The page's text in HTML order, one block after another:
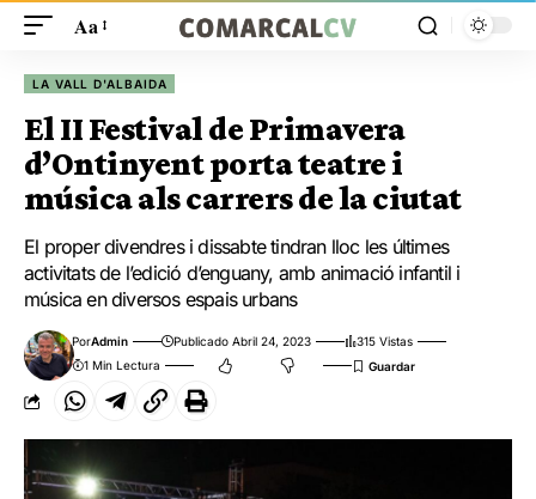
Aa
LA VALL D'ALBAIDA
El II Festival de Primavera
d’Ontinyent porta teatre i
música als carrers de la ciutat
El proper divendres i dissabte tindran lloc les últimes
activitats de l’edició d’enguany, amb animació infantil i
música en diversos espais urbans
PorAdmin Publicado Abril 24, 2023
315 Vistas
1 Min Lectura